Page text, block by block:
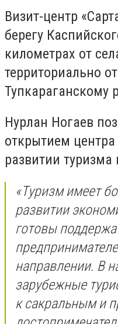
Визит-центр
берегу
километрах от
территориально
Тупкараганскому
Нурлан Ногаев
открытием
развитии туризма
«Туризм имеет
развитии
готовы
направлении. В
зарубежные
к сакральным и